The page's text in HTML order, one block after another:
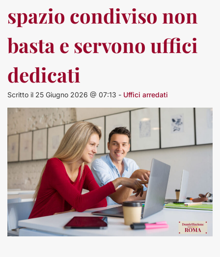
spazio condiviso non
basta e servono uffici
dedicati
Scritto il 25 Giugno 2026 @ 07:13 - Uffici arredati